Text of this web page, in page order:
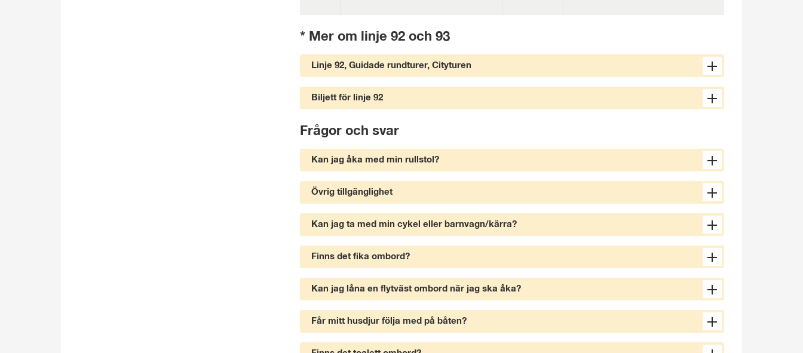
* Mer om linje 92 och 93
Linje 92, Guidade rundturer, Cityturen
Biljett för linje 92
Frågor och svar
Kan jag åka med min rullstol?
Övrig tillgänglighet
Kan jag ta med min cykel eller barnvagn/kärra?
Finns det fika ombord?
Kan jag låna en flytväst ombord när jag ska åka?
Får mitt husdjur följa med på båten?